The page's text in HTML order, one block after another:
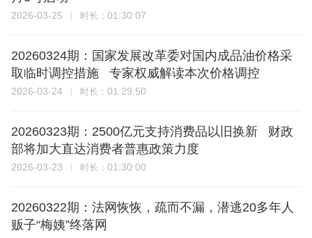
2026-03-25 时长： 01:30:07
20260324期：国家发展改革委对国内成品油价格采
取临时调控措施 专家权威解读本次价格调控
2026-03-24 时长： 01:29:50
20260323期：2500亿元支持消费品以旧换新 财政
部将加大直达消费者普惠政策力度
2026-03-23 时长： 01:30:00
20260322期：法网恢恢，疏而不漏，潜逃20多年人
贩子“梅姨”终落网